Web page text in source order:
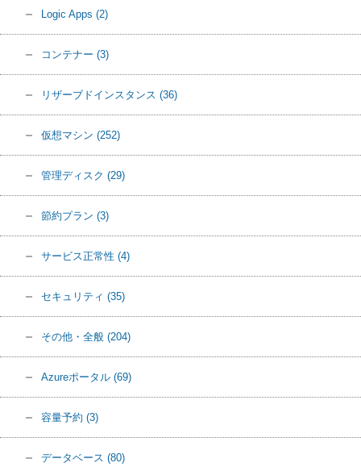
Logic Apps (2)
コンテナー (3)
リザーブドインスタンス (36)
仮想マシン (252)
管理ディスク (29)
節約プラン (3)
サービス正常性 (4)
セキュリティ (35)
その他・全般 (204)
Azureポータル (69)
容量予約 (3)
データベース (80)